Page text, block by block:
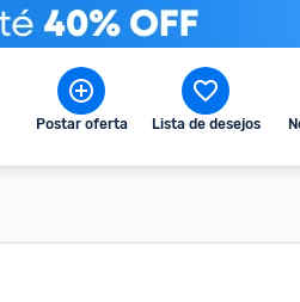
Postar oferta Lista de desejos